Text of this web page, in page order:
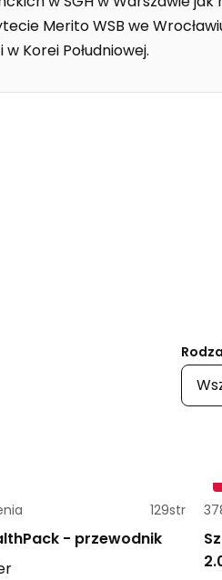
Merito WSB we
Korei Południowej.
129str
- przewodnik